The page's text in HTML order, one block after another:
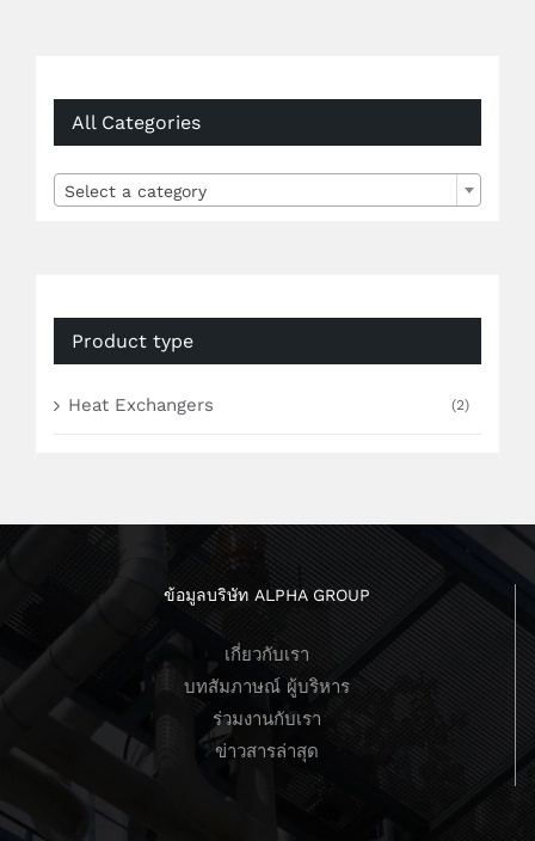
All Categories
Select a category
Product type
Heat Exchangers (2)
ข้อมูลบริษัท ALPHA GROUP
เกี่ยวกับเรา
บทสัมภาษณ์ ผู้บริหาร
ร่วมงานกับเรา
ข่าวสารล่าสุด